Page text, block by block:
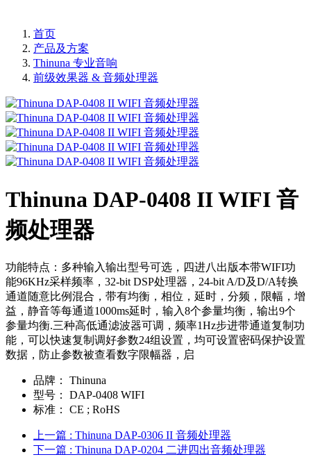
首页
产品及方案
Thinuna 专业音响
前级效果器 & 音频处理器
Thinuna DAP-0408 II WIFI 音
频处理器
功能特点：多种输入输出型号可选，四进八出版本带WIFI功
能96KHz采样频率，32-bit DSP处理器，24-bit A/D及D/A转换
通道随意比例混合，带有均衡，相位，延时，分频，限幅，增
益，静音等每通道1000ms延时，输入8个参量均衡，输出9个
参量均衡.三种高低通滤波器可调，频率1Hz步进带通道复制功
能，可以快速复制调好参数24组设置，均可设置密码保护设置
数据，防止参数被查看数字限幅器，启
品牌：
Thinuna
型号：
DAP-0408 WIFI
标准：
CE ; RoHS
上一篇 : Thinuna DAP-0306 II 音频处理器
下一篇 : Thinuna DAP-0204 二进四出音频处理器